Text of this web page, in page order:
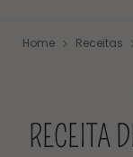
Home Receitas
RECEITA